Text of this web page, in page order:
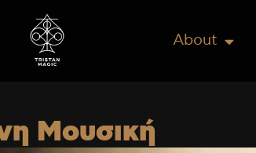
About
Μουσική